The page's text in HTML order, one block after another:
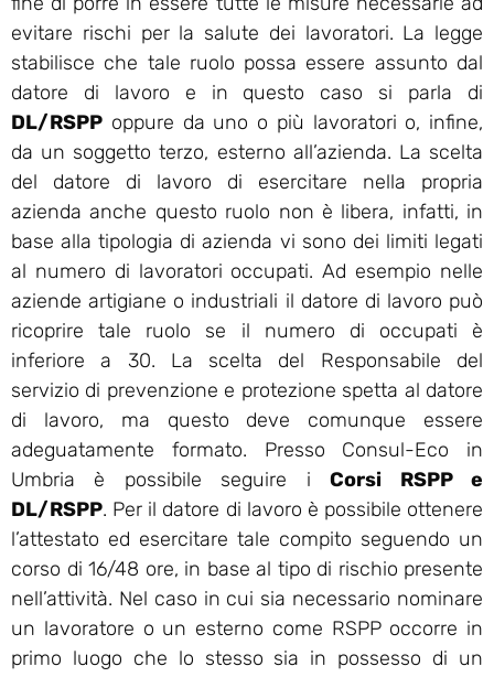
evitare rischi per la salute dei lavoratori. La legge
stabilisce che tale ruolo possa essere assunto dal
datore di lavoro e in questo caso si parla di
DL/RSPP oppure da uno o più lavoratori o, infine,
da un soggetto terzo, esterno all’azienda. La scelta
del datore di lavoro di esercitare nella propria
azienda anche questo ruolo non è libera, infatti, in
base alla tipologia di azienda vi sono dei limiti legati
al numero di lavoratori occupati. Ad esempio nelle
aziende artigiane o industriali il datore di lavoro può
ricoprire tale ruolo se il numero di occupati è
inferiore a 30. La scelta del Responsabile del
servizio di prevenzione e protezione spetta al datore
di lavoro, ma questo deve comunque essere
adeguatamente formato. Presso Consul-Eco in
Umbria è possibile seguire iCorsi RSPP e
DL/RSPP. Per il datore di lavoro è possibile ottenere
l’attestato ed esercitare tale compito seguendo un
corso di 16/48 ore, in base al tipo di rischio presente
nell’attività. Nel caso in cui sia necessario nominare
un lavoratore o un esterno come RSPP occorre in
primo luogo che lo stesso sia in possesso di un